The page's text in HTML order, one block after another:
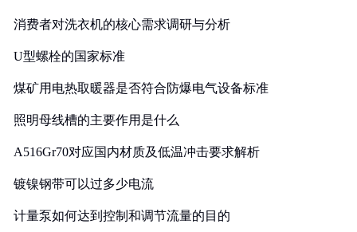
消费者对洗衣机的核心需求调研与分析
U型螺栓的国家标准
煤矿用电热取暖器是否符合防爆电气设备标准
照明母线槽的主要作用是什么
A516Gr70对应国内材质及低温冲击要求解析
镀镍钢带可以过多少电流
计量泵如何达到控制和调节流量的目的